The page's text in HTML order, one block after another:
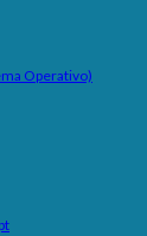
Operativo)